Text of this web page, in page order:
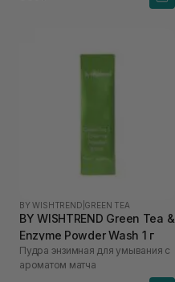
BY WISHTREND GREEN TEA
BY WISHTREND Green Tea &
Enzyme Powder Wash 1 г
Пудра энзимная для умывания с
ароматом матча